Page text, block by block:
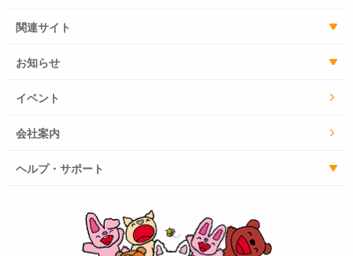
関連サイト
お知らせ
イベント
会社案内
ヘルプ・サポート